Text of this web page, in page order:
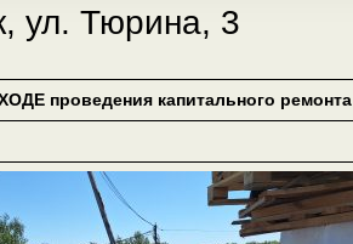
ул. Тюрина, 3
проведения капитального ремонта